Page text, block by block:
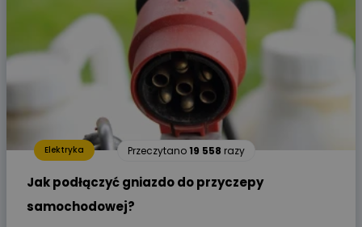
Elektryka Przeczytano19 558 razy
Jak podłączyć gniazdo do przyczepy
samochodowej?